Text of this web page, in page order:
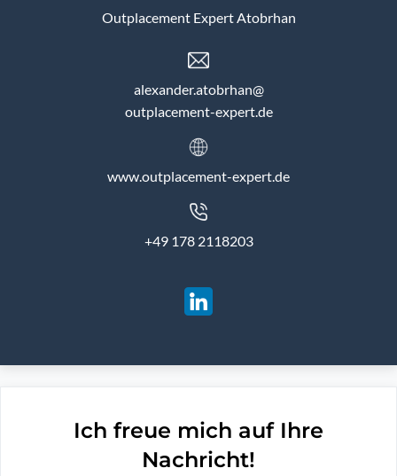
Outplacement Expert Atobrhan
alexander.atobrhan@
outplacement-expert.de
www.outplacement-expert.de
+49 178 2118203
Ich freue mich auf Ihre
Nachricht!